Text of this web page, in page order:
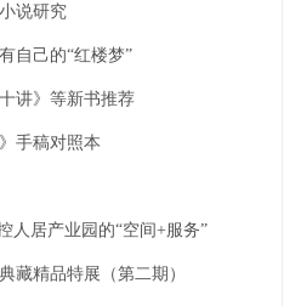
说研究
自己的“红楼梦”
讲》等新书推荐
手稿对照本
居产业园的“空间+服务”
精品特展（第二期）